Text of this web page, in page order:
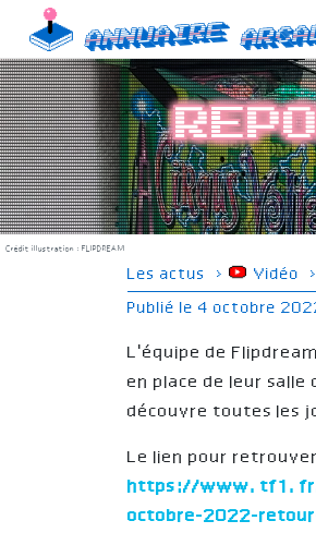
content
Annuaire
Crédit illustration : FLIPDREAM
Les actus › Vidéo ›
Publié le 4 octobre
L'équipe de
en place de leur
découvre toutes les
Le lien pour
https://www.tf1.fr/
octobre-2022-